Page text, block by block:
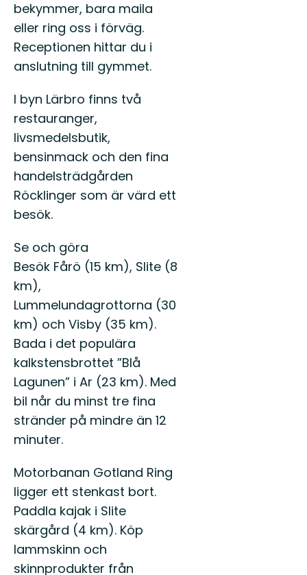
bekymmer, bara maila
eller ring oss i förväg.
Receptionen hittar du i
anslutning till gymmet.
I byn Lärbro finns två
restauranger,
livsmedelsbutik,
bensinmack och den fina
handelsträdgården
Röcklinger som är värd ett
besök.
Se och göra
Besök Fårö (15 km), Slite (8
km),
Lummelundagrottorna (30
km) och Visby (35 km).
Bada i det populära
kalkstensbrottet ”Blå
Lagunen” i Ar (23 km). Med
bil når du minst tre fina
stränder på mindre än 12
minuter.
Motorbanan Gotland Ring
ligger ett stenkast bort.
Paddla kajak i Slite
skärgård (4 km). Köp
lammskinn och
skinnprodukter från